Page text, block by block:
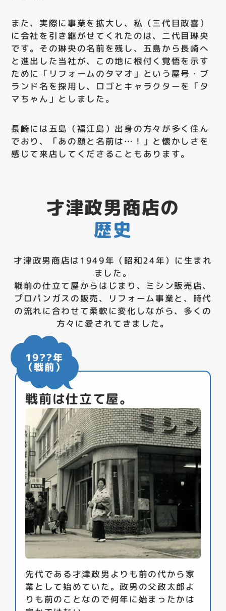
また、実際に事業を拡大し、私（三代目政喜）
に会社を引き継がせてくれたのは、二代目琳央
です。その琳央の名前を残し、五島から長崎へ
と進出した当社が、この地に根付く覚悟を示す
ために「リフォームのタマオ」という屋号・ブ
ランド名を採用し、ロゴとキャラクターを「タ
マちゃん」としました。
長崎には五島（福江島）出身の方々が多く住ん
でおり、「あの顔と名前は…！」と懐かしさを
感じて来店してくださることもあります。
才津政男商店の
歴史
才津政男商店は1949年（昭和24年）に生まれ
ました。
戦前の仕立て屋からはじまり、ミシン販売店、
プロパンガスの販売、リフォーム事業と、 時代
の流れに合わせて柔軟に変化しながら、多くの
方々に愛されてきました。
19??年
（戦前）
戦前は仕立て屋。
先代である才津政男よりも前の代から家
業として始めていた。政男の父政太郎よ
りも前のことなので何年に始まったかは